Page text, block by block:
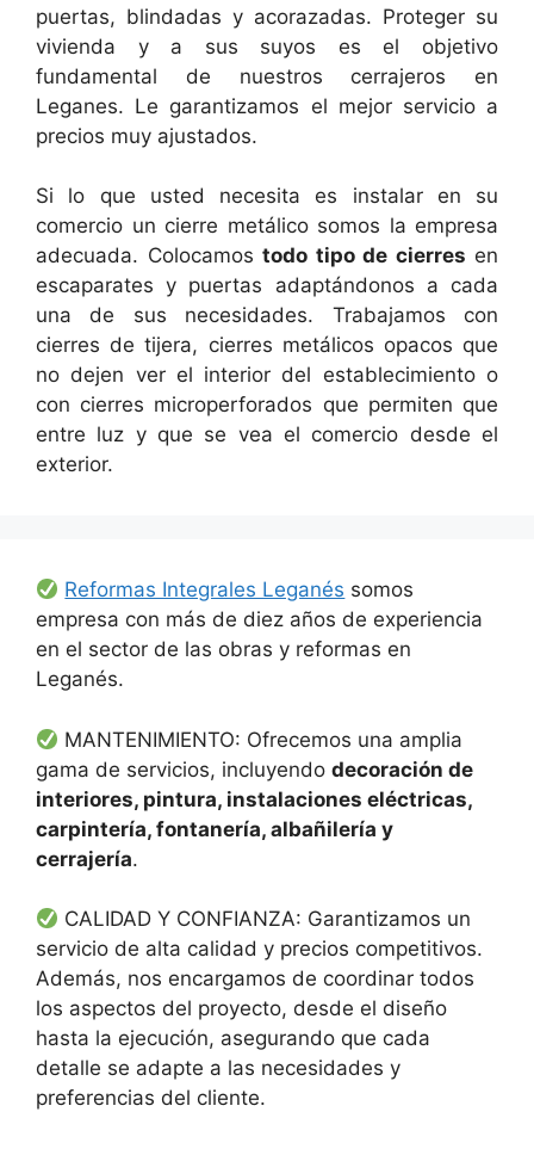
puertas, blindadas y acorazadas. Proteger su
vivienda y a sus suyos es el objetivo
fundamental de nuestros cerrajeros en
Leganes. Le garantizamos el mejor servicio a
precios muy ajustados.
Si lo que usted necesita es instalar en su
comercio un cierre metálico somos la empresa
adecuada. Colocamos todo tipo de cierres en
escaparates y puertas adaptándonos a cada
una de sus necesidades. Trabajamos con
cierres de tijera, cierres metálicos opacos que
no dejen ver el interior del establecimiento o
con cierres microperforados que permiten que
entre luz y que se vea el comercio desde el
exterior.
Reformas Integrales Leganés somos
empresa con más de diez años de experiencia
en el sector de las obras y reformas en
Leganés.
MANTENIMIENTO: Ofrecemos una amplia
gama de servicios, incluyendo decoración de
interiores, pintura, instalaciones eléctricas,
carpintería, fontanería, albañilería y
cerrajería.
CALIDAD Y CONFIANZA: Garantizamos un
servicio de alta calidad y precios competitivos.
Además, nos encargamos de coordinar todos
los aspectos del proyecto, desde el diseño
hasta la ejecución, asegurando que cada
detalle se adapte a las necesidades y
preferencias del cliente.